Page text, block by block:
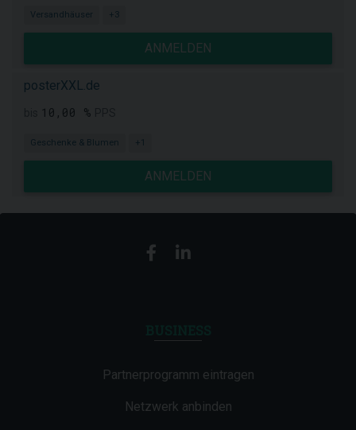
Versandhäuser +3
ANMELDEN
posterXXL.de
10,00 %
Geschenke & Blumen +1
ANMELDEN
Partnerprogramm eintragen
Netzwerk anbinden